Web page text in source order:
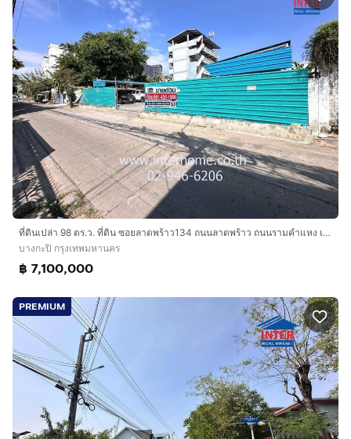
ที่ดินเปล่า 98 ตร.ว. ที่ดิน ซอยลาดพร้าว134 ถนนลาดพร้าว ถนนรามคำแหง เขตบางกะปิ กรุงเทพมหานคร
บางกะปิ กรุงเทพมหานคร
฿ 7,100,000
PREMIUM